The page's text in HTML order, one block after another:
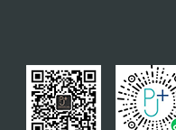
医生团队